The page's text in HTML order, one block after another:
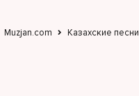
Muzjan.com Казахские песни